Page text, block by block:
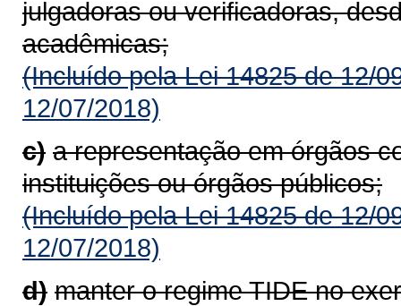
julgadoras ou verificadoras,
acadêmicas;
(Incluído pela Lei 14825 de 12/
12/07/2018)
c) a representação em órgãos
instituições ou órgãos públicos;
(Incluído pela Lei 14825 de 12/
12/07/2018)
d) manter o regime TIDE no